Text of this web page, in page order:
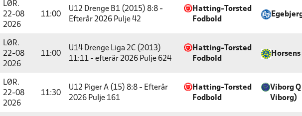
LØR.
22-08
2026
11:00
U12 Drenge B1 (2015) 8:8 -
Efterår 2026 Pulje 42
Hatting-Torsted
Fodbold
LØR.
22-08
2026
11:00
U14 Drenge Liga 2C (2013)
11:11 - efterår 2026 Pulje 624
Hatting-Torsted
Fodbold
Horsens
LØR.
22-08
2026
11:30
U12 Piger A (15) 8:8 - Efterår
2026 Pulje 161
Hatting-Torsted
Fodbold
Viborg Q
Viborg)